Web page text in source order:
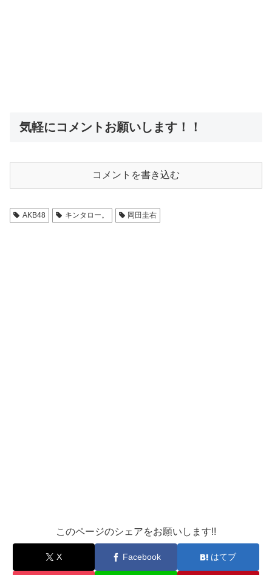
気軽にコメントお願いします！！
コメントを書き込む
AKB48 キンタロー。 岡田圭右
このページのシェアをお願いします!!
X Facebook はてブ